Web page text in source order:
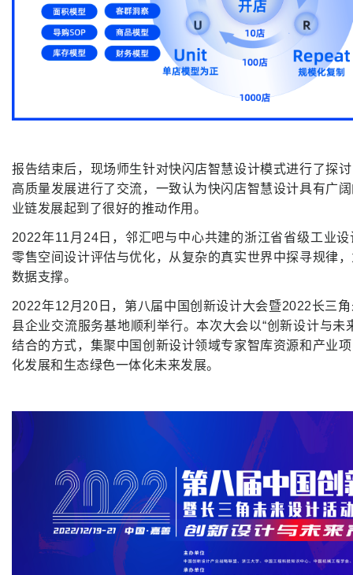
报告结束后，现场师生针对快闪店智慧设计模式进行了探
高质量发展进行了交流，一致认为快闪店智慧设计具有广
业链发展起到了很好的推动作用。
2022年11月24日，邻汇吧与中心共建的浙江省省级工业
零售空间设计评估与优化，从复杂的真实世界中探寻规律
数据支撑。
2022年12月20日，第八届中国创新设计大会暨2022长三
县企业交流服务基地顺利举行。本次大会以“创新设计与未
结合的方式，集聚中国创新设计领域专家智库资源和产业
化发展和生态绿色一体化未来发展。